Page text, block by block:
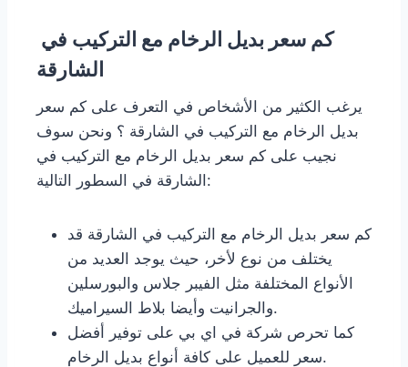
الشارقة
يرغب الكثير من الأشخاص في التعرف على كم سعر
بديل الرخام مع التركيب في الشارقة ؟ ونحن سوف
نجيب على كم سعر بديل الرخام مع التركيب في
الشارقة في السطور التالية:
كم سعر بديل الرخام مع التركيب في الشارقة قد
يختلف من نوع لأخر، حيث يوجد العديد من
الأنواع المختلفة مثل الفيبر جلاس والبورسلين
والجرانيت وأيضا بلاط السيراميك.
كما تحرص شركة في اي بي على توفير أفضل
سعر للعميل على كافة أنواع بديل الرخام.